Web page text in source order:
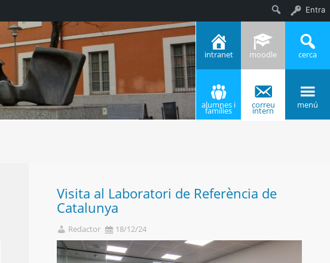
intranet moodle cerca
alumnes i
famílies
correu
intern
menú
Visita al Laboratori de Referència de
Catalunya
Redactor 18/12/24
Entra